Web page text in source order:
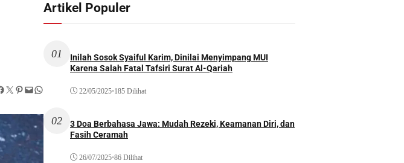
Twitter Pinterest Mail WhatsApp
Artikel Populer
01
Inilah Sosok Syaiful Karim, Dinilai Menyimpang MUI
Karena Salah Fatal Tafsiri Surat Al-Qariah
22/05/2025•185 Dilihat
02
3 Doa Berbahasa Jawa: Mudah Rezeki, Keamanan Diri, dan
Fasih Ceramah
26/07/2025•86 Dilihat